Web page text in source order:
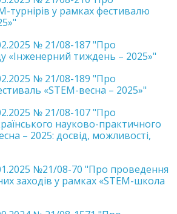
турнірів у рамках фестивалю
№ 21/08-187 "Про
«Інженерний тиждень – 2025»"
№ 21/08-189 "Про
«STEM-весна – 2025»"
№ 21/08-107 "Про
науково-практичного
– 2025: досвід, можливості,
№21/08-70 "Про проведення
заходів у рамках «STEM-школа